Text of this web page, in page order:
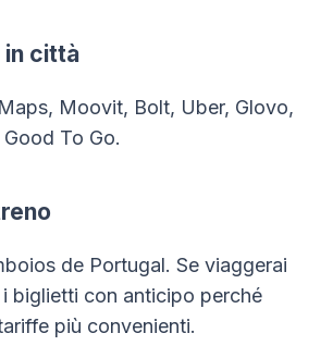
in città
Moovit, Bolt, Uber, Glovo,
To Go.
de Portugal. Se viaggerai
biglietti con anticipo perché
più convenienti.